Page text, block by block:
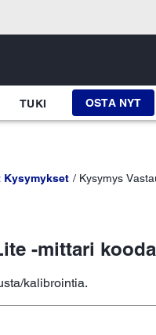
TUKI OSTA NYT
Kysymykset Kysymys
-mittari
kalibrointia.